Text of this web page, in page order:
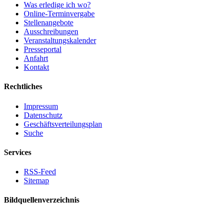
Was erledige ich wo?
Online-Terminvergabe
Stellenangebote
Ausschreibungen
Veranstaltungskalender
Presseportal
Anfahrt
Kontakt
Rechtliches
Impressum
Datenschutz
Geschäftsverteilungsplan
Suche
Services
RSS-Feed
Sitemap
Bildquellenverzeichnis